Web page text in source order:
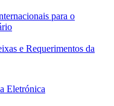
para o
e Requerimentos da
Eletrónica